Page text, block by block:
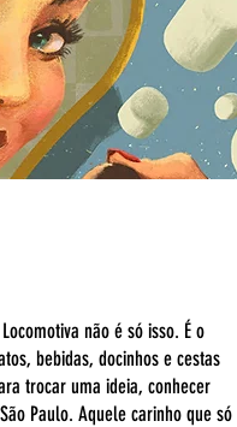
não é só isso. É o
bebidas, docinhos e cestas
trocar uma ideia, conhecer
Paulo. Aquele carinho que só